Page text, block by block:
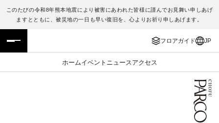
このたびの令和8年熊本地震により被害にあわれた皆様に謹んでお見舞い申しあげ
ますとともに、被災地の一日も早い復旧を、心よりお祈り申しあげます。
フロアガイド JP
ホームイベント ニュース アクセス
フロアガイド
施設案内・アクセス
ENGLISH
繁体字